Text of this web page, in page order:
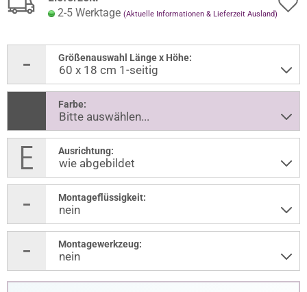
2-5 Werktage (Aktuelle Informationen & Lieferzeit Ausland)
Größenauswahl Länge x Höhe:
Farbe:
Ausrichtung:
Montageflüssigkeit:
Montagewerkzeug: